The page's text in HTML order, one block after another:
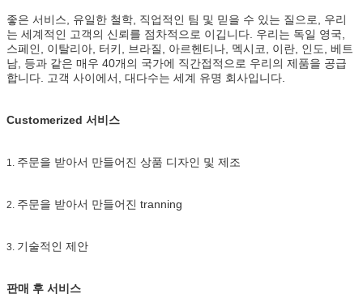
좋은 서비스, 유일한 철학, 직업적인 팀 및 믿을 수 있는 질으로, 우리
는 세계적인 고객의 신뢰를 점차적으로 이깁니다. 우리는 독일 영국,
스페인, 이탈리아, 터키, 브라질, 아르헨티나, 멕시코, 이란, 인도, 베트
남, 등과 같은 매우 40개의 국가에 직간접적으로 우리의 제품을 공급
합니다.
고객 사이에서, 대다수는 세계 유명 회사입니다.
Customerized 서비스
1. 주문을 받아서 만들어진 상품 디자인 및 제조
2. 주문을 받아서 만들어진 tranning
3. 기술적인 제안
판매 후 서비스